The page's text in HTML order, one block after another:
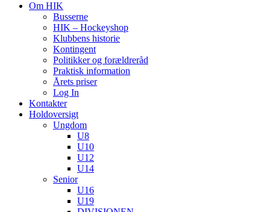
Om HIK
Busserne
HIK – Hockeyshop
Klubbens historie
Kontingent
Politikker og forældreråd
Praktisk information
Årets priser
Log In
Kontakter
Holdoversigt
Ungdom
U8
U10
U12
U14
Senior
U16
U19